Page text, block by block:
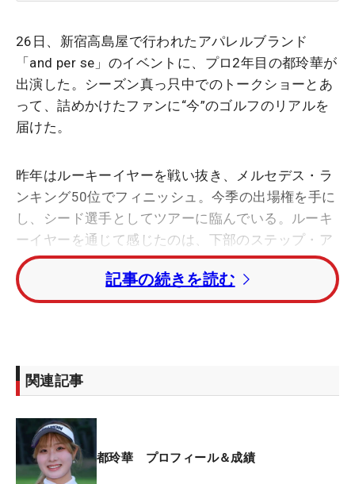
26日、新宿高島屋で行われたアパレルブランド
「and per se」のイベントに、プロ2年目の都玲華が
出演した。シーズン真っ只中でのトークショーとあ
って、詰めかけたファンに“今”のゴルフのリアルを
届けた。
昨年はルーキーイヤーを戦い抜き、メルセデス・ラ
ンキング50位でフィニッシュ。今季の出場権を手に
し、シード選手としてツアーに臨んでいる。ルーキ
ーイヤーを通じて感じたのは、下部のステップ・ア
ップ・ツアーとレギュラーツアーの明確な差だ。
「グリーン自体が難しい。すべてが揃っていないと
戦えない」
難しさを感じたのはグリーン上だったという。特に
パッティングには苦しんだ。
平均パット数（1ラウンド当たり）は『30.1258』で
全体66位。オフはパター強化に時間を割き、「グリ
ップを柔らかめから硬めに。アドレスではスタンス
記事の続きを読む
関連記事
都玲華 プロフィール＆成績